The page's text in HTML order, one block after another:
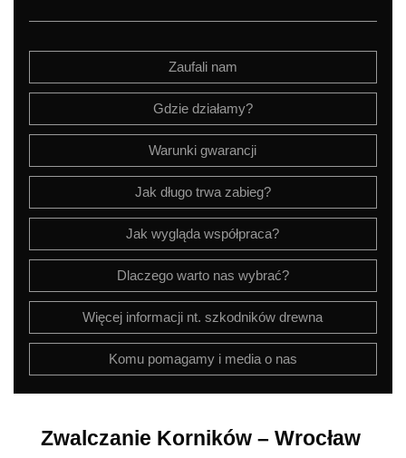
Zaufali nam
Gdzie działamy?
Warunki gwarancji
Jak długo trwa zabieg?
Jak wygląda współpraca?
Dlaczego warto nas wybrać?
Więcej informacji nt. szkodników drewna
Komu pomagamy i media o nas
Zwalczanie Korników – Wrocław